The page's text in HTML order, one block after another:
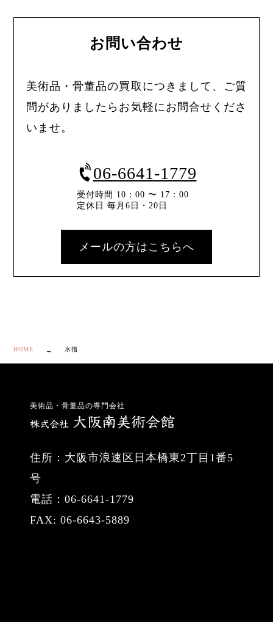
お問い合わせ
美術品・骨董品の買取につきまして、ご質
問がありましたらお気軽にお問合せくださ
いませ。
06-6641-1779
受付時間 10：00 〜 17：00
定休日 毎月6日・20日
メールの方はこちらへ
HOME 水指
美術品・骨董品の専門会社
住所：大阪市浪速区日本橋東2丁目1番5
号
電話：06-6641-1779
FAX: 06-6643-5889